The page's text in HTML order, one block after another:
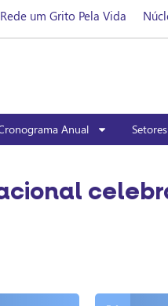
Rede um Grito Pela Vida
Anual Setores